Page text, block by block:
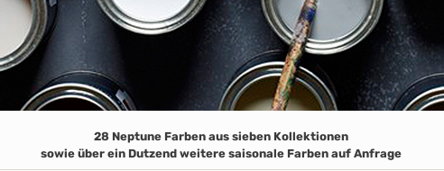
28 Neptune Farben aus sieben Kollektionen
sowie über ein Dutzend weitere saisonale Farben auf Anfrage